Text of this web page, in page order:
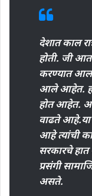
देशात काल
होती. जी
करण्यात
आले आहेत.
होत आहेत.
वाढते आहे.या
आहे त्यांची
सरकारचे हात
प्रसंगी
असते.